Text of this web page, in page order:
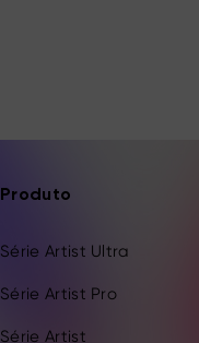
Produto
Série Artist Ultra
Série Artist Pro
Série Artist